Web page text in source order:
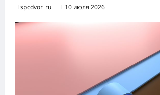
spcdvor_ru 10 июля 2026